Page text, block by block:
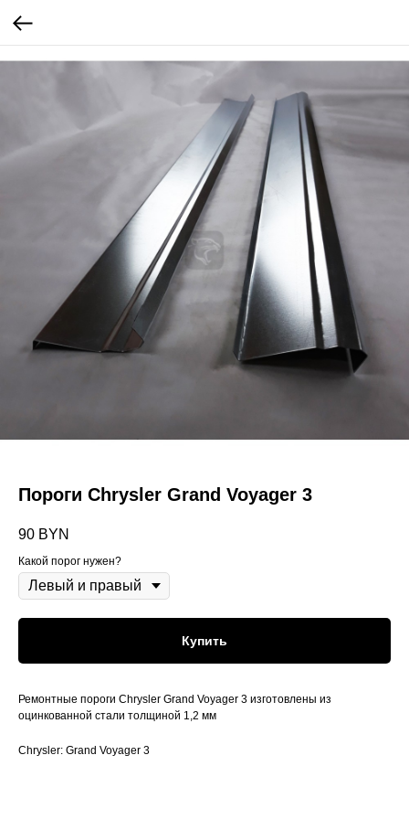
Пороги Chrysler Grand Voyager 3
90 BYN
Какой порог нужен?
Купить
Ремонтные пороги Chrysler Grand Voyager 3 изготовлены из
оцинкованной стали толщиной 1,2 мм
Chrysler: Grand Voyager 3